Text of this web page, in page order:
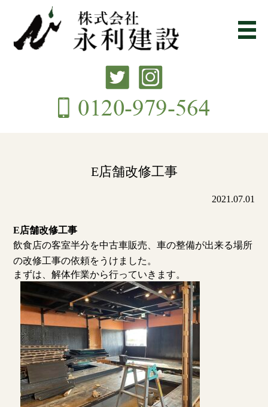
E店舗改修工事
2021.07.01
E店舗改修工事
飲食店の客室半分を中古車販売、車の整備が出来る場所
の改修工事の依頼をうけました。
まずは、解体作業から行っていきます。